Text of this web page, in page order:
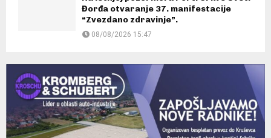
Đorđa otvaranje 37. manifestacije
“Zvezdano zdravinje”.
08/08/2026 15:47